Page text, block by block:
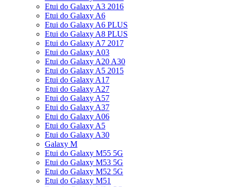
Etui do Galaxy A3 2016
Etui do Galaxy A6
Etui do Galaxy A6 PLUS
Etui do Galaxy A8 PLUS
Etui do Galaxy A7 2017
Etui do Galaxy A03
Etui do Galaxy A20 A30
Etui do Galaxy A5 2015
Etui do Galaxy A17
Etui do Galaxy A27
Etui do Galaxy A57
Etui do Galaxy A37
Etui do Galaxy A06
Etui do Galaxy A5
Etui do Galaxy A30
Galaxy M
Etui do Galaxy M55 5G
Etui do Galaxy M53 5G
Etui do Galaxy M52 5G
Etui do Galaxy M51